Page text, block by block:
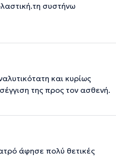
συστήνω
και κυρίως
της προς τον ασθενή.
άφησε πολύ θετικές